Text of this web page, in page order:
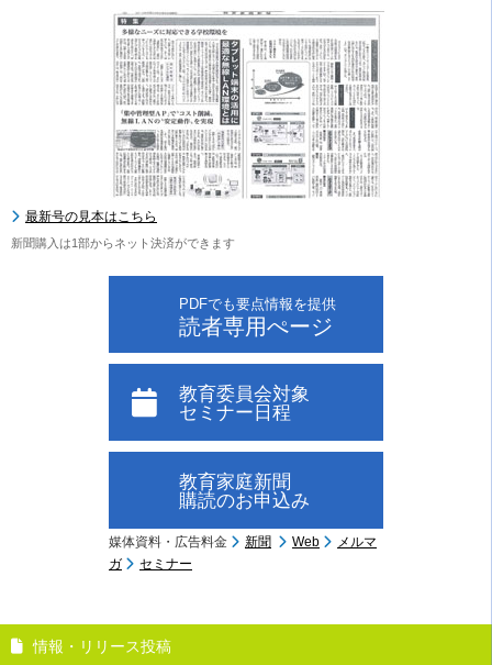
最新号の見本はこちら
新聞購入は1部からネット決済ができます
PDFでも要点情報を提供
読者専用ぺージ
教育委員会対象
セミナー日程
教育家庭新聞
購読のお申込み
媒体資料・広告料金 新聞 Web
メルマ
ガ
セミナー
情報・リリース投稿